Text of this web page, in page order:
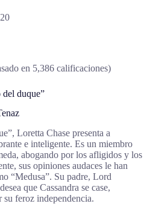
en 5,386 calificaciones)
del duque”
Loretta Chase presenta a
e inteligente. Es un miembro
abogando por los afligidos y los
sus opiniones audaces le han
“Medusa”. Su padre, Lord
que Cassandra se case,
su feroz independencia.